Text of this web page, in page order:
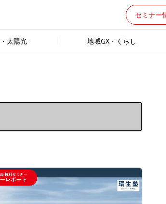
セミナー
太陽光 地域GX・くらし